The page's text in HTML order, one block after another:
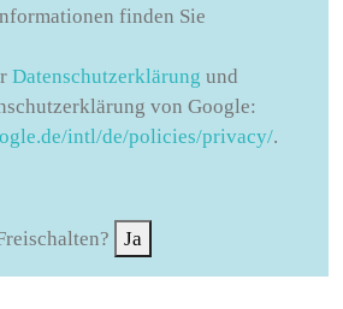
finden Sie
Datenschutzerklärung und
von Google:
intl/de/policies/privacy/.
Ja